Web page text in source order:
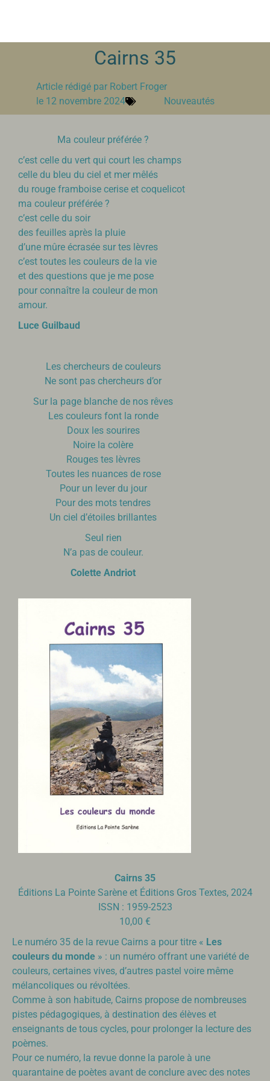
Cairns 35
Article rédigé par Robert Froger
le 12 novembre 2024 Nouveautés
Ma couleur préférée ?
c’est celle du vert qui court les champs
celle du bleu du ciel et mer mêlés
du rouge framboise cerise et coquelicot
ma couleur préférée ?
c’est celle du soir
des feuilles après la pluie
d’une mûre écrasée sur tes lèvres
c’est toutes les couleurs de la vie
et des questions que je me pose
pour connaître la couleur de mon
amour.
Luce Guilbaud
Les chercheurs de couleurs
Ne sont pas chercheurs d’or
Sur la page blanche de nos rêves
Les couleurs font la ronde
Doux les sourires
Noire la colère
Rouges tes lèvres
Toutes les nuances de rose
Pour un lever du jour
Pour des mots tendres
Un ciel d’étoiles brillantes
Seul rien
N’a pas de couleur.
Colette Andriot
Cairns 35
Éditions La Pointe Sarène et Éditions Gros Textes, 2024
ISSN : 1959-2523
10,00 €
Le numéro 35 de la revue Cairns a pour titre « Les
couleurs du monde » : un numéro offrant une variété de
couleurs, certaines vives, d’autres pastel voire même
mélancoliques ou révoltées.
Comme à son habitude, Cairns propose de nombreuses
pistes pédagogiques, à destination des élèves et
enseignants de tous cycles, pour prolonger la lecture des
poèmes.
Pour ce numéro, la revue donne la parole à une
quarantaine de poètes avant de conclure avec des notes